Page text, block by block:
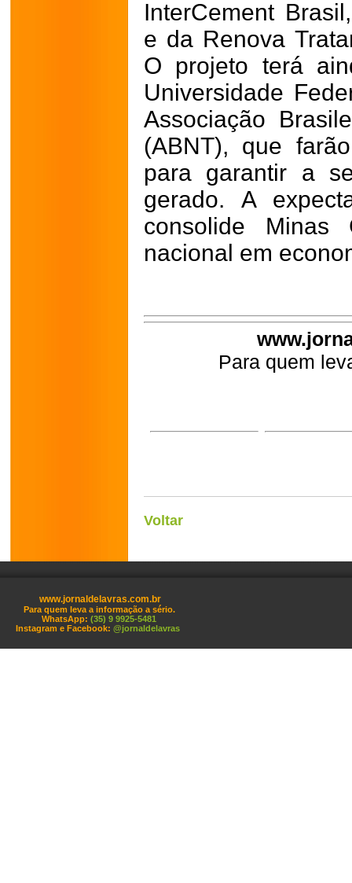
InterCement
e da Renova
O projeto terá
Universidade
Associação
(ABNT), que
para garantir a
gerado. A
consolide Minas
nacional em
Para quem
Voltar
www.jornaldelavras.com.br
Para quem leva a informação a sério.
WhatsApp: (35) 9 9925-5481
Instagram e Facebook: @jornaldelavras